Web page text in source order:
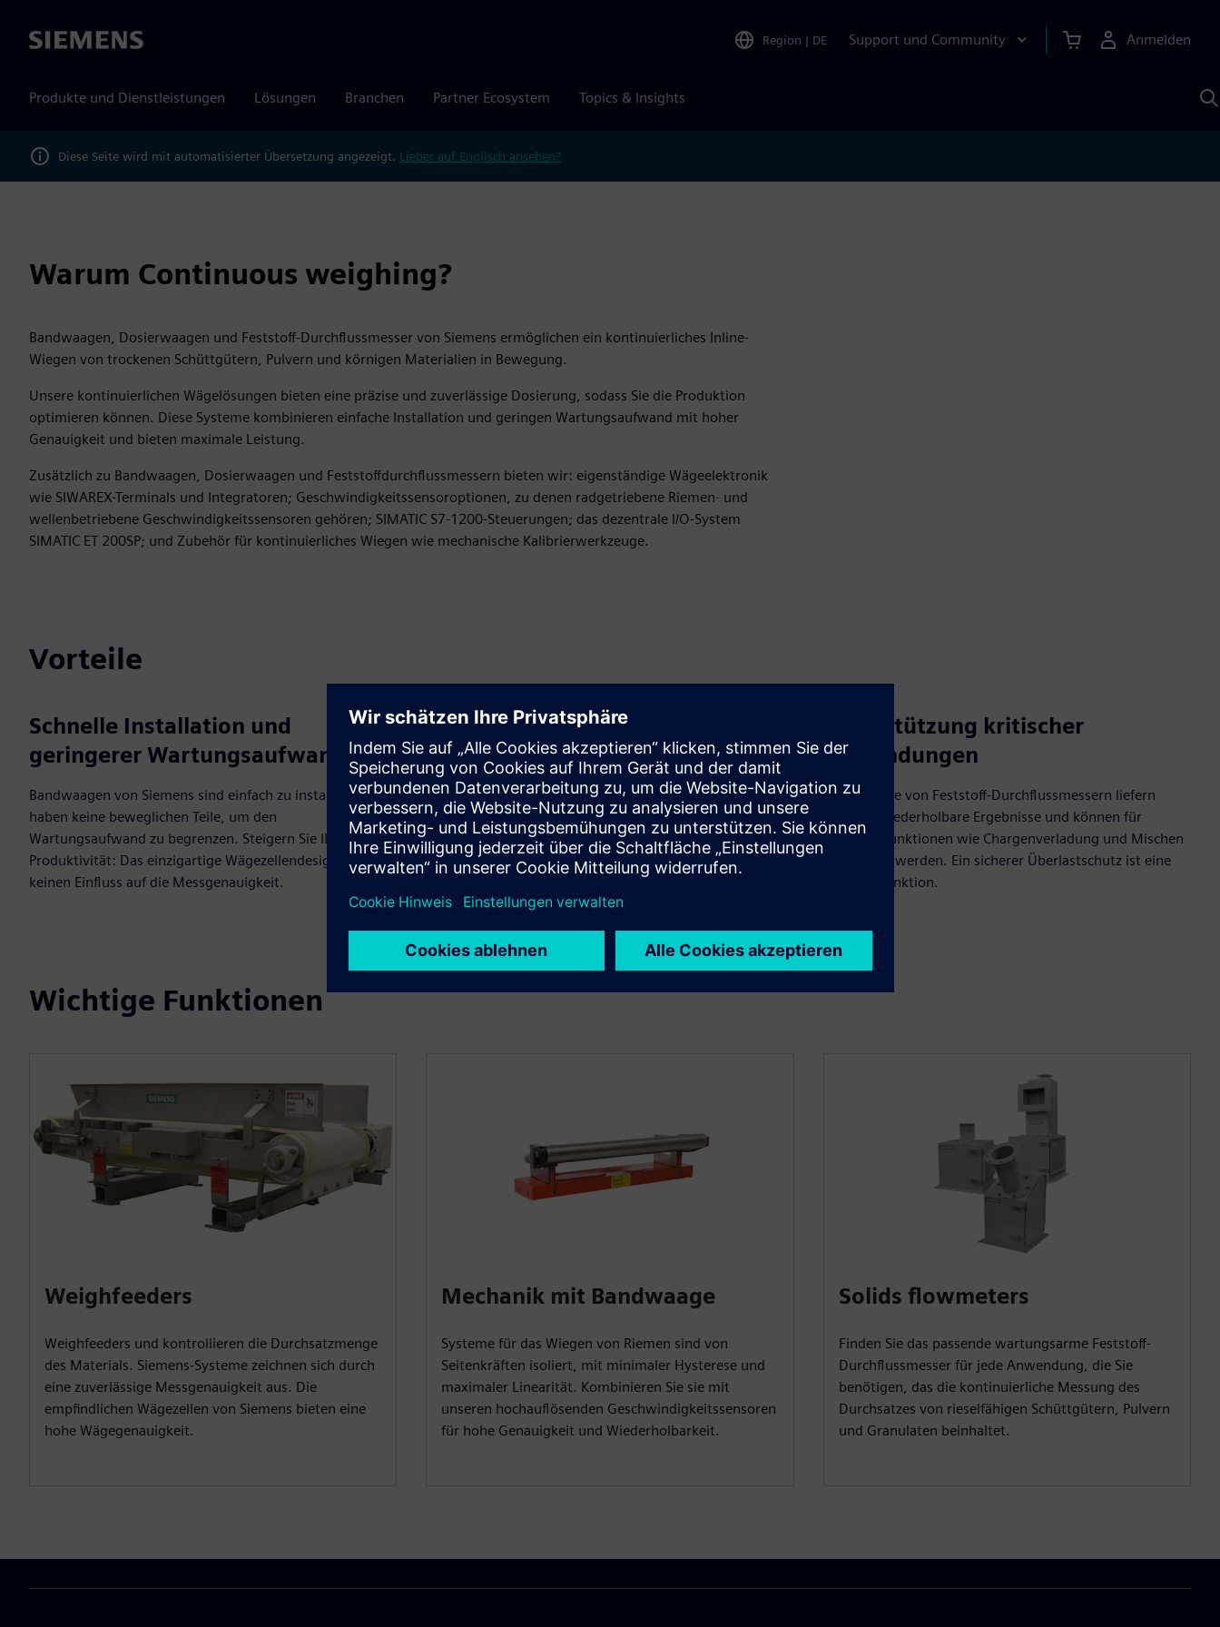
Siemens Region | DE Support und Community Anmelden
Produkte und Dienstleistungen Lösungen Branchen Partner Ecosystem Topics & Insights
KI
Diese Seite wird mit automatisierter Übersetzung angezeigt. Lieber auf Englisch ansehen?
Warum Continuous weighing?
Bandwaagen, Dosierwaagen und Feststoff-Durchflussmesser von Siemens ermöglichen ein kontinuierliches Inline-
Wiegen von trockenen Schüttgütern, Pulvern und körnigen Materialien in Bewegung.
Unsere kontinuierlichen Wägelösungen bieten eine präzise und zuverlässige Dosierung, sodass Sie die Produktion
optimieren können. Diese Systeme kombinieren einfache Installation und geringen Wartungsaufwand mit hoher
Genauigkeit und bieten maximale Leistung.
Zusätzlich zu Bandwaagen, Dosierwaagen und Feststoffdurchflussmessern bieten wir: eigenständige Wägeelektronik
wie SIWAREX-Terminals und Integratoren; Geschwindigkeitssensoroptionen, zu denen radgetriebene Riemen- und
wellenbetriebene Geschwindigkeitssensoren gehören; SIMATIC S7-1200-Steuerungen; das dezentrale I/O-System
SIMATIC ET 200SP; und Zubehör für kontinuierliches Wiegen wie mechanische Kalibrierwerkzeuge.
Vorteile
Schnelle Installation und
geringerer Wartungsaufwand
Bandwaagen von Siemens sind einfach zu installieren und
haben keine beweglichen Teile, um den
Wartungsaufwand zu begrenzen. Steigern Sie Ihre
Produktivität: Das einzigartige Wägezellendesign hat
keinen Einfluss auf die Messgenauigkeit.
Kontrollieren Sie den Materialfluss
Siemens-Dosierwaagen optimieren Ihre Produktion,
indem sie kontinuierlich die Last auf dem Band und die
Geschwindigkeit des Riemens messen, um die aktuelle
Förderrate zu berechnen, und vergleichen die gemessene
Menge mit dem Sollwert zur Steuerung der
Bandgeschwindigkeit.
Unterstützung kritischer
Anwendungen
Alle Modelle von Feststoff-Durchflussmessern liefern
genaue, wiederholbare Ergebnisse und können für
wichtige Funktionen wie Chargenverladung und Mischen
verwendet werden. Ein sicherer Überlastschutz ist eine
Standardfunktion.
Wichtige Funktionen
Weighfeeders
Weighfeeders und kontrollieren die Durchsatzmenge
des Materials. Siemens-Systeme zeichnen sich durch
eine zuverlässige Messgenauigkeit aus. Die
empfindlichen Wägezellen von Siemens bieten eine
hohe Wägegenauigkeit.
Mechanik mit Bandwaage
Systeme für das Wiegen von Riemen sind von
Seitenkräften isoliert, mit minimaler Hysterese und
maximaler Linearität. Kombinieren Sie sie mit
unseren hochauflösenden Geschwindigkeitssensoren
für hohe Genauigkeit und Wiederholbarkeit.
Solids flowmeters
Finden Sie das passende wartungsarme Feststoff-
Durchflussmesser für jede Anwendung, die Sie
benötigen, das die kontinuierliche Messung des
Durchsatzes von rieselfähigen Schüttgütern, Pulvern
und Granulaten beinhaltet.